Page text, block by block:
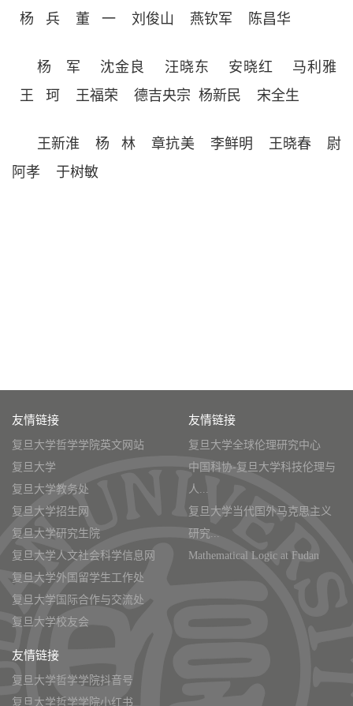
杨 兵 董 一 刘俊山 燕钦军 陈昌华
杨 军 沈金良 汪晓东 安晓红 马利雅
王 珂 王福荣 德吉央宗 杨新民 宋全生
王新淮杨 林章抗美 李鲜明 王晓春 尉
阿孝 于树敏
友情链接
复旦大学哲学学院英文网站
复旦大学
复旦大学教务处
复旦大学招生网
复旦大学研究生院
复旦大学人文社会科学信息网
复旦大学外国留学生工作处
复旦大学国际合作与交流处
复旦大学校友会
友情链接
复旦大学全球伦理研究中心
中国科协-复旦大学科技伦理与
人...
复旦大学当代国外马克思主义
研究...
Mathematical Logic at Fudan
友情链接
复旦大学哲学学院抖音号
复旦大学哲学学院小红书